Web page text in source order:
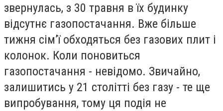
звернулась, з 30 травня в їх будинку
відсутнє газопостачання. Вже більше
тижня сім’ї обходяться без газових плит і
колонок. Коли поновиться
газопостачання - невідомо. Звичайно,
залишитись у 21 столітті без газу - те ще
випробування, тому ця подія не